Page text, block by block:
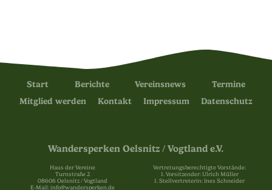
Start Berichte Vereinsnews
Termine
Mitglied werden
Kontakt Impressum Datenschutz
Wandersperken Oelsnitz / Vogtland e.V.
Haus der Vereine
Turnstraße 2
08606 Oelsnitz / Vogtland
E-Mail: info@wandersperken.de
Vertretungsberechtigte Vorstände:
1. Vorsitzender: Ulrich Müller
1. Stellvertreterin: Ines Schneider